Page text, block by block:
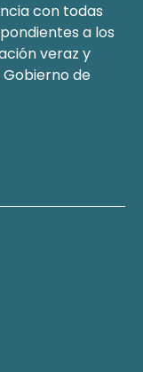
con todas
a los
veraz y
Gobierno de